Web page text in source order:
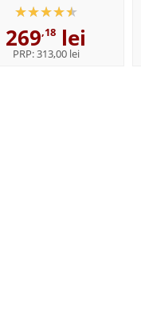
egida Institutului de
Lingvistica,,...
269,18 lei
PRP:313,00 lei